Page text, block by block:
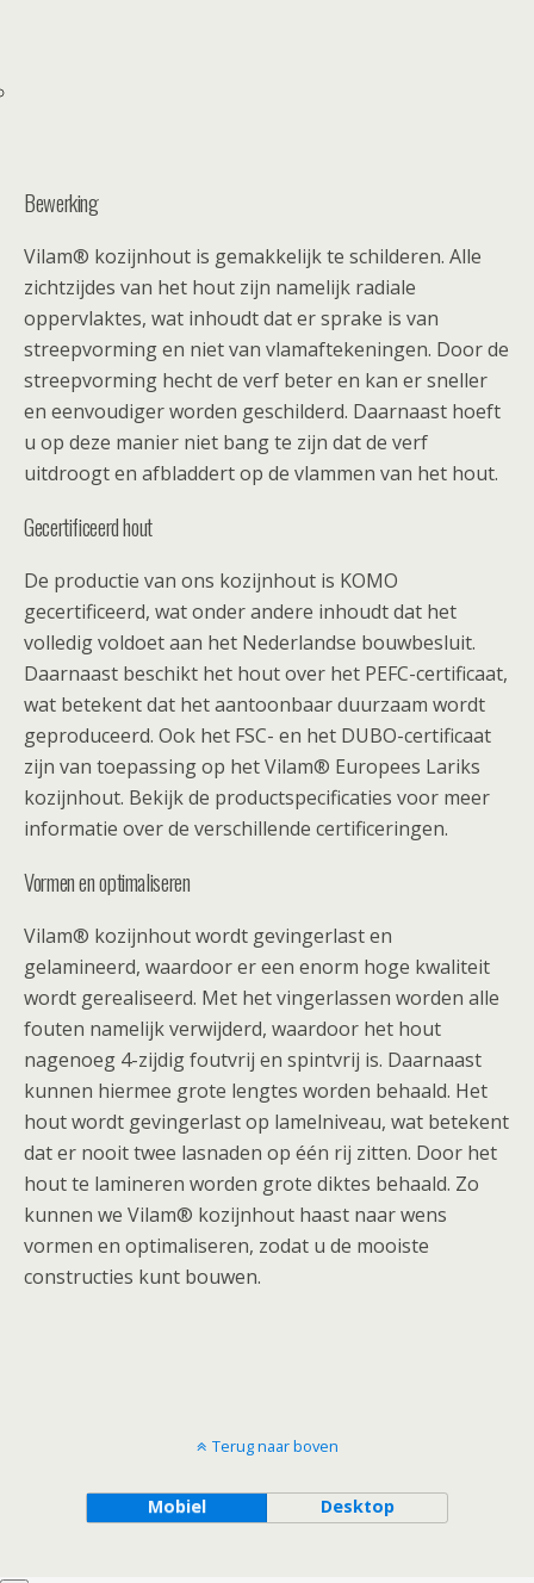
Bewerking
Vilam® kozijnhout is gemakkelijk te schilderen. Alle
zichtzijdes van het hout zijn namelijk radiale
oppervlaktes, wat inhoudt dat er sprake is van
streepvorming en niet van vlamaftekeningen. Door de
streepvorming hecht de verf beter en kan er sneller
en eenvoudiger worden geschilderd. Daarnaast hoeft
u op deze manier niet bang te zijn dat de verf
uitdroogt en afbladdert op de vlammen van het hout.
Gecertificeerd hout
De productie van ons kozijnhout is KOMO
gecertificeerd, wat onder andere inhoudt dat het
volledig voldoet aan het Nederlandse bouwbesluit.
Daarnaast beschikt het hout over het PEFC-certificaat,
wat betekent dat het aantoonbaar duurzaam wordt
geproduceerd. Ook het FSC- en het DUBO-certificaat
zijn van toepassing op het Vilam® Europees Lariks
kozijnhout. Bekijk de productspecificaties voor meer
informatie over de verschillende certificeringen.
Vormen en optimaliseren
Vilam® kozijnhout wordt gevingerlast en
gelamineerd, waardoor er een enorm hoge kwaliteit
wordt gerealiseerd. Met het vingerlassen worden alle
fouten namelijk verwijderd, waardoor het hout
nagenoeg 4-zijdig foutvrij en spintvrij is. Daarnaast
kunnen hiermee grote lengtes worden behaald. Het
hout wordt gevingerlast op lamelniveau, wat betekent
dat er nooit twee lasnaden op één rij zitten. Door het
hout te lamineren worden grote diktes behaald. Zo
kunnen we Vilam® kozijnhout haast naar wens
vormen en optimaliseren, zodat u de mooiste
constructies kunt bouwen.
Terug naar boven
Mobiel Desktop